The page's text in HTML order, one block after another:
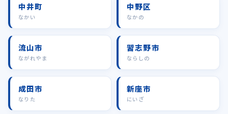
中井町
なかい
中野区
なかの
流山市
ながれやま
習志野市
ならしの
成田市
なりた
新座市
にいざ